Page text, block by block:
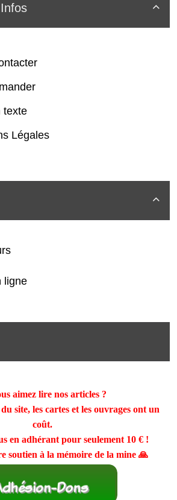

texte
Légales

ligne
aimez lire nos articles ?
site, les cartes et les ouvrages ont un
coût.
en adhérant pour seulement 10 €!
soutien à la mémoire de la mine 🙏